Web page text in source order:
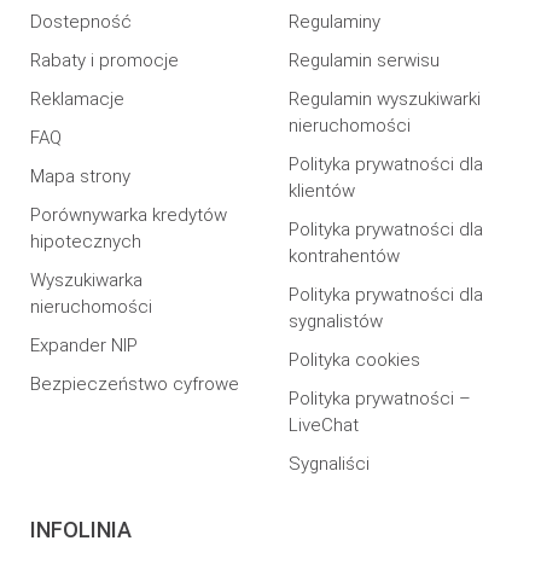
Dostepność
Rabaty i promocje
Reklamacje
FAQ
Mapa strony
Porównywarka kredytów
hipotecznych
Wyszukiwarka
nieruchomości
Expander NIP
Bezpieczeństwo cyfrowe
Regulaminy
Regulamin serwisu
Regulamin wyszukiwarki
nieruchomości
Polityka prywatności dla
klientów
Polityka prywatności dla
kontrahentów
Polityka prywatności dla
sygnalistów
Polityka cookies
Polityka prywatności –
LiveChat
Sygnaliści
INFOLINIA